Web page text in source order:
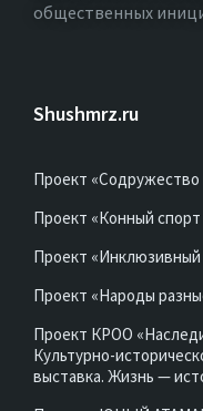
общественных
Shushmrz.ru
Проект «Содружество
Проект «Конный спорт
Проект «Инклюзивный
Проект «Народы
Проект КРОО
Культурно-
выставка. Жизнь —